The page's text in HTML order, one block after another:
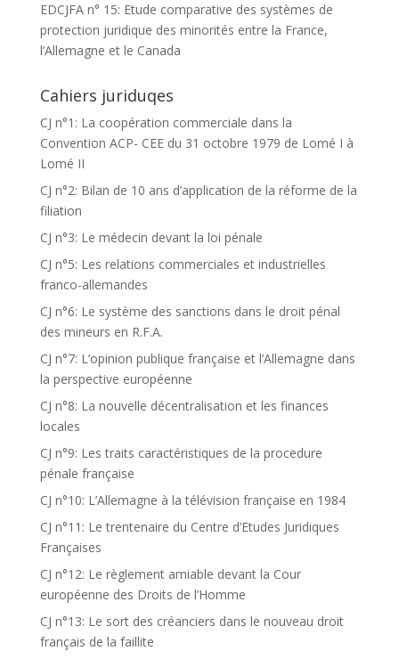
EDCJFA n° 15: Etude comparative des systèmes de
protection juridique des minorités entre la France,
l’Allemagne et le Canada
Cahiers juriduqes
CJ n°1: La coopération commerciale dans la
Convention ACP- CEE du 31 octobre 1979 de Lomé I à
Lomé II
CJ n°2: Bilan de 10 ans d’application de la réforme de la
filiation
CJ n°3: Le médecin devant la loi pénale
CJ n°5: Les relations commerciales et industrielles
franco-allemandes
CJ n°6: Le système des sanctions dans le droit pénal
des mineurs en R.F.A.
CJ n°7: L’opinion publique française et l’Allemagne dans
la perspective européenne
CJ n°8: La nouvelle décentralisation et les finances
locales
CJ n°9: Les traits caractéristiques de la procedure
pénale française
CJ n°10: L’Allemagne à la télévision française en 1984
CJ n°11: Le trentenaire du Centre d’Etudes Juridiques
Françaises
CJ n°12: Le règlement amiable devant la Cour
européenne des Droits de l’Homme
CJ n°13: Le sort des créanciers dans le nouveau droit
français de la faillite